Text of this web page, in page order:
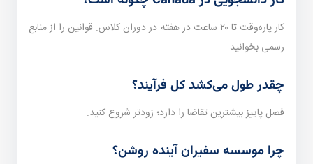
کار پاره‌وقت تا ۲۰ ساعت در هفته در دوران کلاس. قوانین را از منابع
رسمی بخوانید.
چقدر طول می‌کشد کل فرآیند؟
فصل پاییز بیشترین تقاضا را دارد؛ زودتر شروع کنید.
چرا موسسه سفیران آینده روشن؟